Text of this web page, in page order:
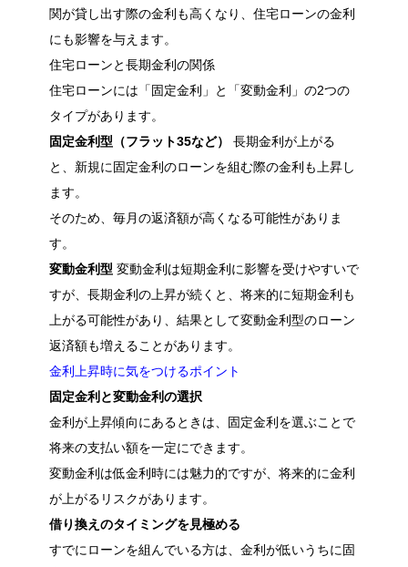
関が貸し出す際の金利も高くなり、住宅ローンの金利
にも影響を与えます。
住宅ローンと長期金利の関係
住宅ローンには「固定金利」と「変動金利」の2つの
タイプがあります。
固定金利型（フラット35など）
長期金利が上がる
と、新規に固定金利のローンを組む際の金利も上昇し
ます。
そのため、毎月の返済額が高くなる可能性がありま
す。
変動金利型 変動金利は短期金利に影響を受けやすいで
すが、長期金利の上昇が続くと、将来的に短期金利も
上がる可能性があり、結果として変動金利型のローン
返済額も増えることがあります。
金利上昇時に気をつけるポイント
固定金利と変動金利の選択
金利が上昇傾向にあるときは、固定金利を選ぶことで
将来の支払い額を一定にできます。
変動金利は低金利時には魅力的ですが、将来的に金利
が上がるリスクがあります。
借り換えのタイミングを見極める
すでにローンを組んでいる方は、金利が低いうちに固